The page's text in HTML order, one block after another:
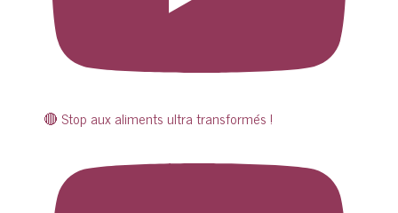
🔴 Stop aux aliments ultra transformés !